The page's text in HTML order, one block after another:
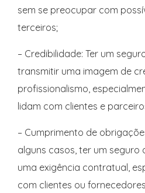
sem se preocupar com
terceiros;
– Credibilidade: Ter um
transmitir uma imagem de
profissionalismo,
lidam com clientes e
– Cumprimento de
alguns casos, ter um seguro
uma exigência contratual,
com clientes ou